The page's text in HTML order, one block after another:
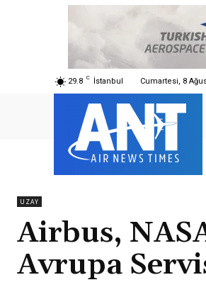
29.8 C İstanbul Cumartesi, 8
UZAY
Airbus,
Avrupa